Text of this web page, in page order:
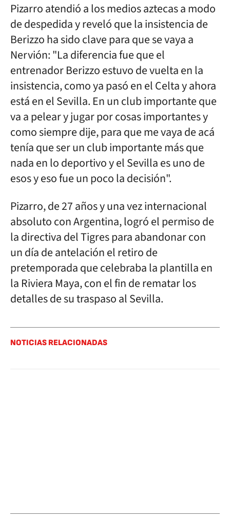
Pizarro atendió a los medios aztecas a modo
de despedida y reveló que la insistencia de
Berizzo ha sido clave para que se vaya a
Nervión: "La diferencia fue que el
entrenador Berizzo estuvo de vuelta en la
insistencia, como ya pasó en el Celta y ahora
está en el Sevilla. En un club importante que
va a pelear y jugar por cosas importantes y
como siempre dije, para que me vaya de acá
tenía que ser un club importante más que
nada en lo deportivo y el Sevilla es uno de
esos y eso fue un poco la decisión".
Pizarro, de 27 años y una vez internacional
absoluto con Argentina, logró el permiso de
la directiva del Tigres para abandonar con
un día de antelación el retiro de
pretemporada que celebraba la plantilla en
la Riviera Maya, con el fin de rematar los
detalles de su traspaso al Sevilla.
NOTICIAS RELACIONADAS